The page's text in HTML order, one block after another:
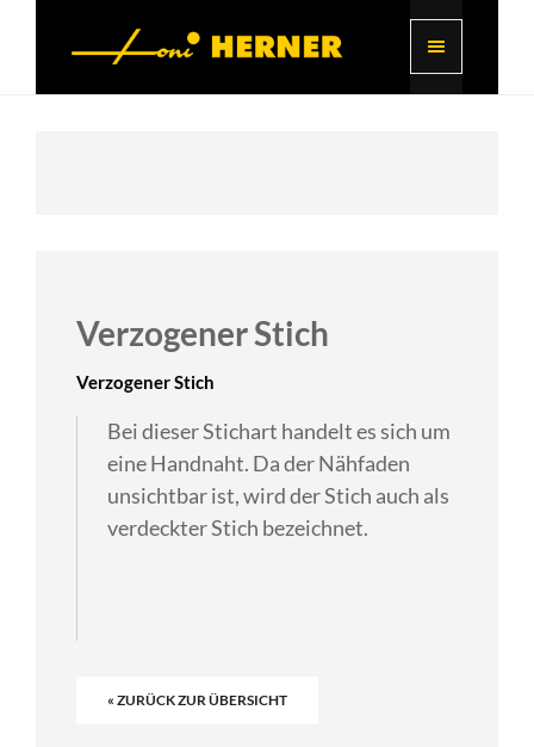
Verzogener Stich
Verzogener Stich
Bei dieser Stichart handelt es sich um
eine Handnaht. Da der Nähfaden
unsichtbar ist, wird der Stich auch als
verdeckter Stich bezeichnet.
« ZURÜCK ZUR ÜBERSICHT